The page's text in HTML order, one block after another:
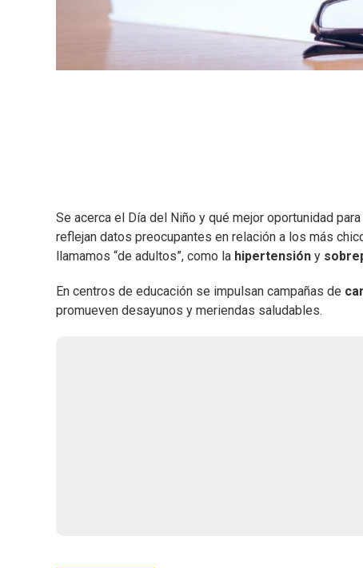
Se acerca el Día del Niño y qué mejor oportunidad
reflejan datos preocupantes en relación a los más
llamamos “de adultos”, como la hipertensión y
En centros de educación se impulsan campañas de
promueven desayunos y meriendas saludables.